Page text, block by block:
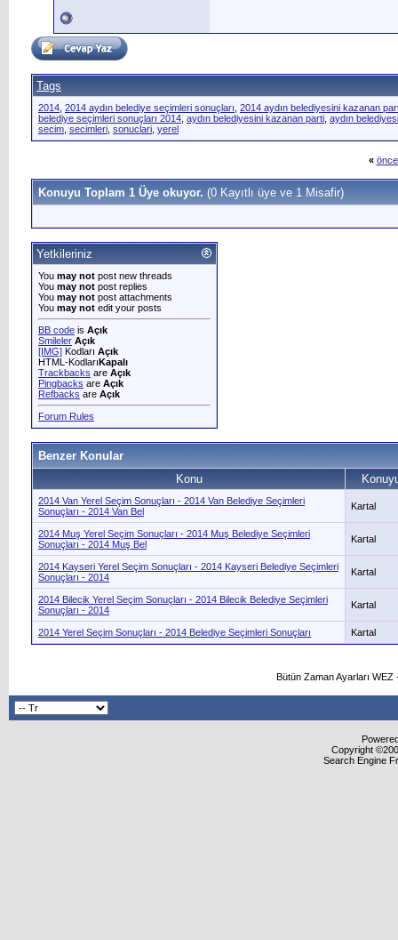
Tags
2014 2014 aydın belediye seçimleri sonuçları 2014 aydın belediyesini kazanan
belediye seçimleri sonuçları 2014 aydın belediyesini kazanan parti aydın
secim secimleri sonuclari yerel
«
Konuyu Toplam 1 Üye okuyor. (0 Kayıtlı üye ve 1 Misafir)
Yetkileriniz
You may not post new threads
You may not post replies
You may not post attachments
You may not edit your posts
BB code is Açık
Smileler Açık
[IMG] Kodları Açık
HTML-KodlarıKapalı
Trackbacks are Açık
Pingbacks are Açık
Refbacks are Açık
Forum Rules
Benzer Konular
Konu
2014 Van Yerel Seçim Sonuçları - 2014 Van Belediye Seçimleri
Sonuçları - 2014 Van Bel
Kartal
2014 Muş Yerel Seçim Sonuçları - 2014 Muş Belediye Seçimleri
Sonuçları - 2014 Muş Bel
Kartal
2014 Kayseri Yerel Seçim Sonuçları - 2014 Kayseri Belediye Seçimleri
Sonuçları - 2014
Kartal
2014 Bilecik Yerel Seçim Sonuçları - 2014 Bilecik Belediye Seçimleri
Sonuçları - 2014
Kartal
2014 Yerel Seçim Sonuçları - 2014 Belediye Seçimleri Sonuçları Kartal
Bütün Zaman Ayarları
Copyright
Search Engine